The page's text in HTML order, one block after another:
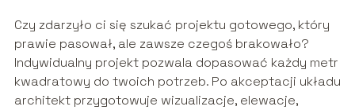
Czy zdarzyło ci się szukać projektu gotowego, który
prawie pasował, ale zawsze czegoś brakowało?
Indywidualny projekt pozwala dopasować każdy metr
kwadratowy do twoich potrzeb. Po akceptacji układu
architekt przygotowuje wizualizacje, elewacje,